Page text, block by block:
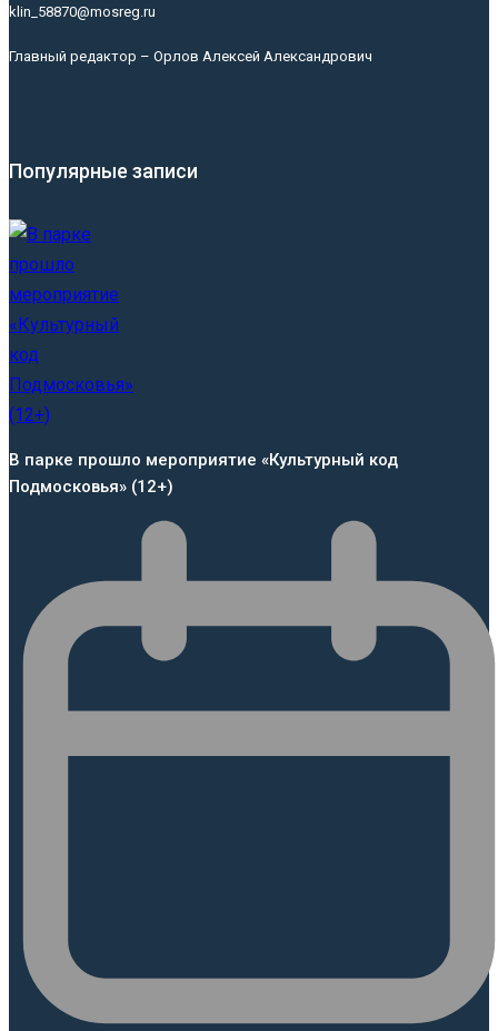
klin_58870@mosreg.ru
Главный редактор – Орлов Алексей Александрович
Популярные записи
В парке прошло мероприятие «Культурный код
Подмосковья» (12+)